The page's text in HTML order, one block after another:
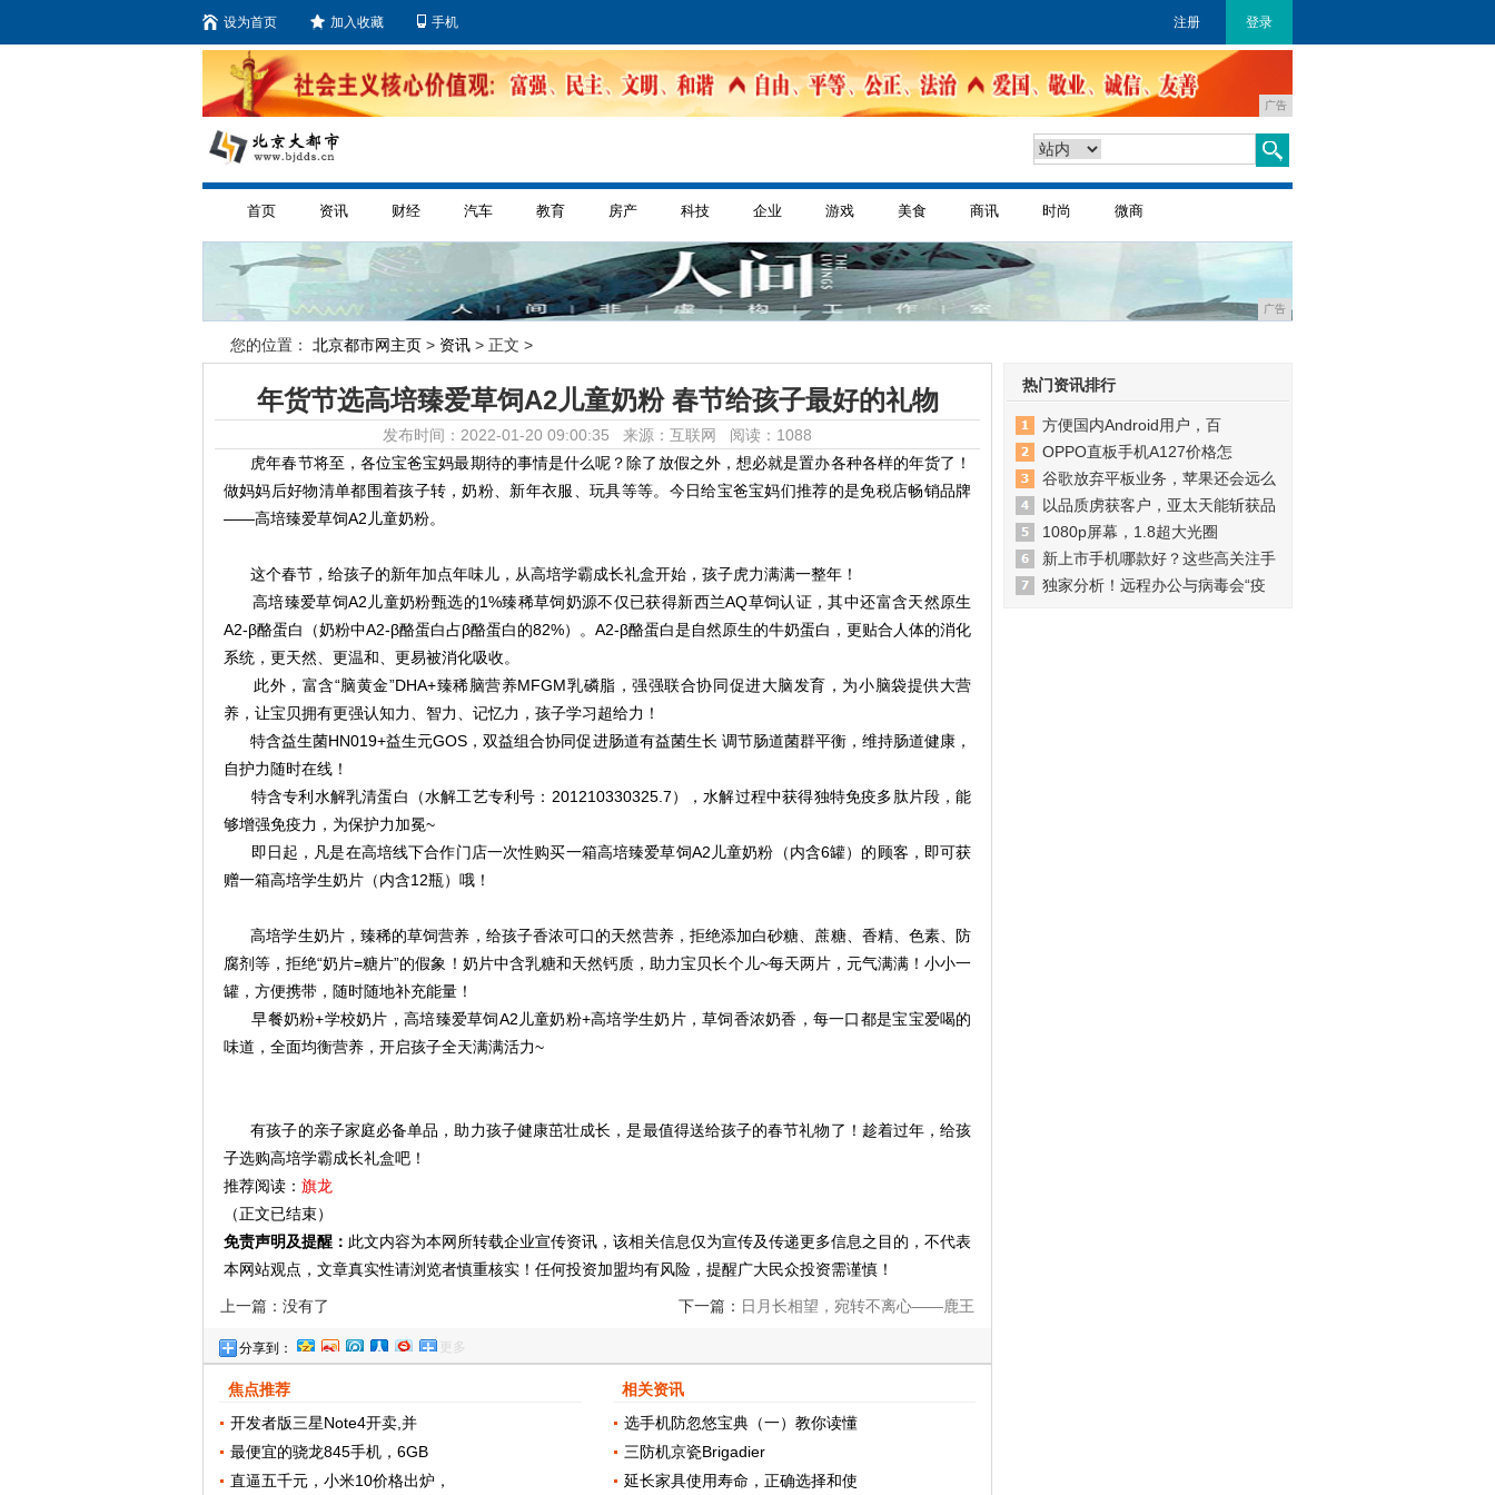
设为首页 加入收藏 手机 注册 登录
广告
首页 资讯 财经 汽车 教育 房产 科技 企业 游戏 美食 商讯 时尚 微商
广告
您的位置： 北京都市网主页 > 资讯 > 正文 >
年货节选高培臻爱草饲A2儿童奶粉 春节给孩子最好的礼物
发布时间：2022-01-20 09:00:35 来源：互联网 阅读：1088
虎年春节将至，各位宝爸宝妈最期待的事情是什么呢？除了放假之外，想必就是置办各种各样的年货了！
做妈妈后好物清单都围着孩子转，奶粉、新年衣服、玩具等等。今日给宝爸宝妈们推荐的是免税店畅销品牌
——高培臻爱草饲A2儿童奶粉。
这个春节，给孩子的新年加点年味儿，从高培学霸成长礼盒开始，孩子虎力满满一整年！
高培臻爱草饲A2儿童奶粉甄选的1%臻稀草饲奶源不仅已获得新西兰AQ草饲认证，其中还富含天然原生
A2-β酪蛋白（奶粉中A2-β酪蛋白占β酪蛋白的82%）。A2-β酪蛋白是自然原生的牛奶蛋白，更贴合人体的消化
系统，更天然、更温和、更易被消化吸收。
此外，富含“脑黄金”DHA+臻稀脑营养MFGM乳磷脂，强强联合协同促进大脑发育，为小脑袋提供大营
养，让宝贝拥有更强认知力、智力、记忆力，孩子学习超给力！
特含益生菌HN019+益生元GOS，双益组合协同促进肠道有益菌生长 调节肠道菌群平衡，维持肠道健康，
自护力随时在线！
特含专利水解乳清蛋白（水解工艺专利号：201210330325.7），水解过程中获得独特免疫多肽片段，能
够增强免疫力，为保护力加冕~
即日起，凡是在高培线下合作门店一次性购买一箱高培臻爱草饲A2儿童奶粉（内含6罐）的顾客，即可获
赠一箱高培学生奶片（内含12瓶）哦！
高培学生奶片，臻稀的草饲营养，给孩子香浓可口的天然营养，拒绝添加白砂糖、蔗糖、香精、色素、防
腐剂等，拒绝“奶片=糖片”的假象！奶片中含乳糖和天然钙质，助力宝贝长个儿~每天两片，元气满满！小小一
罐，方便携带，随时随地补充能量！
早餐奶粉+学校奶片，高培臻爱草饲A2儿童奶粉+高培学生奶片，草饲香浓奶香，每一口都是宝宝爱喝的
味道，全面均衡营养，开启孩子全天满满活力~
有孩子的亲子家庭必备单品，助力孩子健康茁壮成长，是最值得送给孩子的春节礼物了！趁着过年，给孩
子选购高培学霸成长礼盒吧！
推荐阅读： 旗龙
（正文已结束）
免责声明及提醒： 此文内容为本网所转载企业宣传资讯，该相关信息仅为宣传及传递更多信息之目的，不代表
本网站观点，文章真实性请浏览者慎重核实！任何投资加盟均有风险，提醒广大民众投资需谨慎！
上一篇：没有了 下一篇： 日月长相望，宛转不离心——鹿王
分享到： 更多
焦点推荐
开发者版三星Note4开卖,并
最便宜的骁龙845手机，6GB
直逼五千元，小米10价格出炉，
相关资讯
选手机防忽悠宝典（一）教你读懂
三防机京瓷Brigadier
延长家具使用寿命，正确选择和使
热门资讯排行
方便国内Android用户，百
OPPO直板手机A127价格怎
谷歌放弃平板业务，苹果还会远么
以品质虏获客户，亚太天能斩获品
1080p屏幕，1.8超大光圈
新上市手机哪款好？这些高关注手
独家分析！远程办公与病毒会“疫